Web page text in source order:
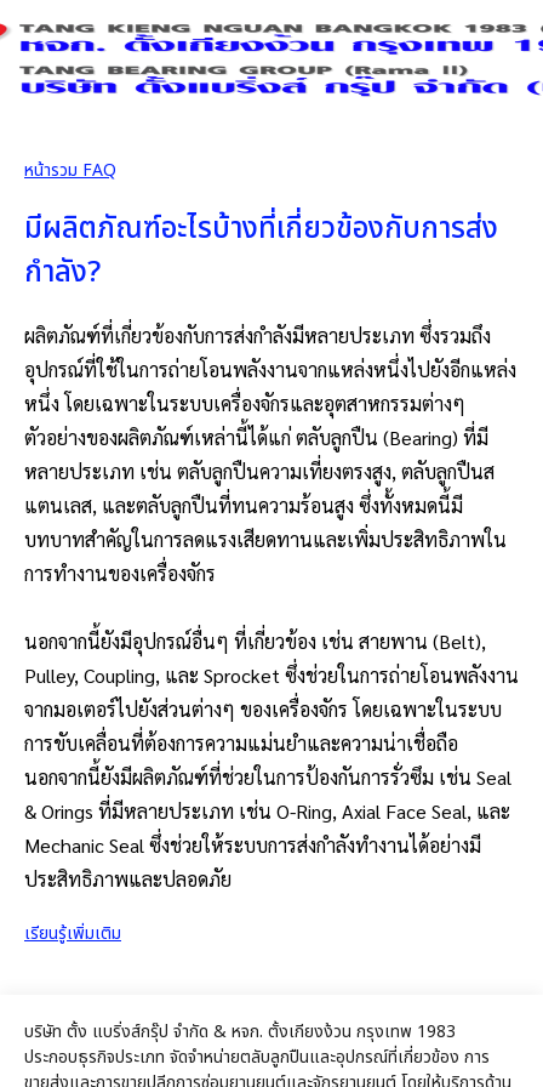
หน้ารวม FAQ
มีผลิตภัณฑ์อะไรบ้างที่เกี่ยวข้องกับการส่ง
กำลัง?
ผลิตภัณฑ์ที่เกี่ยวข้องกับการส่งกำลังมีหลายประเภท ซึ่งรวมถึง
อุปกรณ์ที่ใช้ในการถ่ายโอนพลังงานจากแหล่งหนึ่งไปยังอีกแหล่ง
หนึ่ง โดยเฉพาะในระบบเครื่องจักรและอุตสาหกรรมต่างๆ
ตัวอย่างของผลิตภัณฑ์เหล่านี้ได้แก่ ตลับลูกปืน (Bearing) ที่มี
หลายประเภท เช่น ตลับลูกปืนความเที่ยงตรงสูง, ตลับลูกปืนส
แตนเลส, และตลับลูกปืนที่ทนความร้อนสูง ซึ่งทั้งหมดนี้มี
บทบาทสำคัญในการลดแรงเสียดทานและเพิ่มประสิทธิภาพใน
การทำงานของเครื่องจักร
นอกจากนี้ยังมีอุปกรณ์อื่นๆ ที่เกี่ยวข้อง เช่น สายพาน (Belt),
Pulley, Coupling, และ Sprocket ซึ่งช่วยในการถ่ายโอนพลังงาน
จากมอเตอร์ไปยังส่วนต่างๆ ของเครื่องจักร โดยเฉพาะในระบบ
การขับเคลื่อนที่ต้องการความแม่นยำและความน่าเชื่อถือ
นอกจากนี้ยังมีผลิตภัณฑ์ที่ช่วยในการป้องกันการรั่วซึม เช่น Seal
& Orings ที่มีหลายประเภท เช่น O-Ring, Axial Face Seal, และ
Mechanic Seal ซึ่งช่วยให้ระบบการส่งกำลังทำงานได้อย่างมี
ประสิทธิภาพและปลอดภัย
เรียนรู้เพิ่มเติม
บริษัท ตั้ง แบริ่งส์กรุ๊ป จำกัด & หจก. ตั้งเกียงง้วน กรุงเทพ 1983
ประกอบธุรกิจประเภท จัดจำหน่ายตลับลูกปืนและอุปกรณ์ที่เกี่ยวข้อง การ